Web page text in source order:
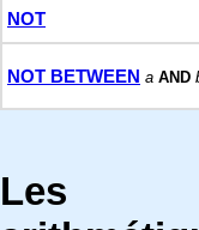
NOT
NOT BETWEEN a AND
Les